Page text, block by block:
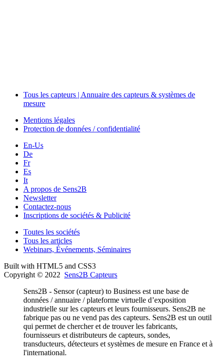
Tous les capteurs | Annuaire des capteurs & systèmes de
mesure
Mentions légales
Protection de données / confidentialité
En-Us
De
Fr
Es
It
A propos de Sens2B
Newsletter
Contactez-nous
Inscriptions de sociétés & Publicité
Toutes les sociétés
Tous les articles
Webinars, Événements, Séminaires
Built with HTML5 and CSS3
Copyright © 2022 Sens2B Capteurs
Sens2B - Sensor (capteur) to Business est une base de
données / annuaire / plateforme virtuelle d’exposition
industrielle sur les capteurs et leurs fournisseurs. Sens2B ne
fabrique pas ou ne vend pas des capteurs. Sens2B est un outil
qui permet de chercher et de trouver les fabricants,
fournisseurs et distributeurs de capteurs, sondes,
transducteurs, détecteurs et systèmes de mesure en France et à
l'international.